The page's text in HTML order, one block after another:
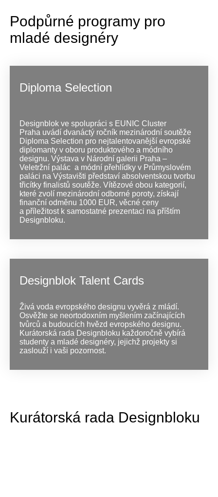
Podpůrné programy pro
mladé designéry
Diploma Selection
Designblok ve spolupráci s EUNIC Cluster
Praha uvádí dvanáctý ročník mezinárodní soutěže
Diploma Selection pro nejtalentovanější evropské
diplomanty v oboru produktového a módního
designu. Výstava v Národní galerii Praha –
Veletržní palác a módní přehlídky v Průmyslovém
paláci na Výstavišti představí absolventskou tvorbu
třicítky finalistů soutěže. Vítězové obou kategorií,
které zvolí mezinárodní odborné poroty, získají
finanční odměnu 1000 EUR, věcné ceny
a příležitost k samostatné prezentaci na příštím
Designbloku.
Designblok Talent Cards
Živá voda evropského designu vyvěrá z mládí.
Osvěžte se neortodoxním myšlením začínajících
tvůrců a budoucích hvězd evropského designu.
Kurátorská rada Designbloku každoročně vybírá
studenty a mladé designéry, jejichž projekty si
zaslouží i vaši pozornost.
Kurátorská rada Designbloku